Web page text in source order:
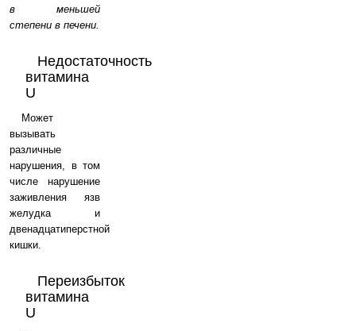
в меньшей
степени в печени.
Недостаточность
витамина
U
Может
вызывать
различные
нарушения, в том
числе нарушение
заживления язв
желудка и
двенадцатиперстной
кишки.
Переизбыток
витамина
U